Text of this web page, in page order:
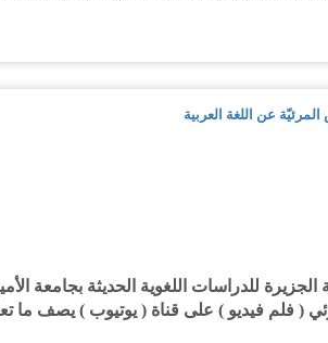
عن اللغة العربية
للدراسات اللغوية الحديثة بجامعة
( فلم فيديو ) على قناة ( يوتيوب ) يصف ما